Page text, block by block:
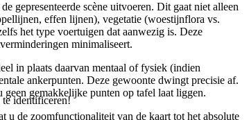
te identificeren!
gepresenteerde scène uitvoeren. Dit gaat niet alleen
effen lijnen), vegetatie (woestijnflora vs.
het type voertuigen dat aanwezig is. Deze
minimaliseert.
in plaats daarvan mentaal of fysiek (indien
ankerpunten. Deze gewoonte dwingt precisie af.
gemakkelijke punten op tafel laat liggen.
de zoomfunctionaliteit van de kaart tot het absolute